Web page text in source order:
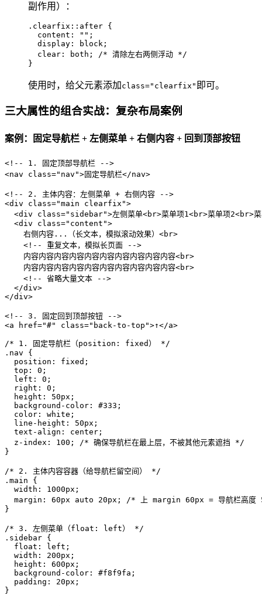
副作用）：
.clearfix ::after {
content : "" ;
display : block;
clear : both;
/* 清除左右两侧浮动 */
}
使用时，给父元素添加 class="clearfix" 即可。
三大属性的组合实战：复杂布局案例
案例：固定导航栏 + 左侧菜单 + 右侧内容 + 回到顶部按钮
<!-- 1. 固定顶部导航栏 -->
<nav class="nav">固定导航栏</nav>
<!-- 2. 主体内容：左侧菜单 + 右侧内容 -->
<div class="main clearfix">
<div class="sidebar">左侧菜单<br>菜单项1 <br>菜单项2<br>
<div class="content">
    右侧内容...（长文本，模拟滚动效果）
<br>
<!-- 重复文本，模拟长页面 -->
    内容内容内容内容内容内容内容内容内容内容
<br>
    内容内容内容内容内容内容内容内容内容内容
<br>
<!-- 省略大量文本 -->
</div>
</div>
<!-- 3. 固定回到顶部按钮 -->
<a href="#" class="back-to-top">↑</a>
/* 1. 固定导航栏（position: fixed） */
.nav {
position : fixed;
top : 0 ;
left : 0 ;
right : 0 ;
height : 50px ;
background-color : #333 ;
color : white;
line-height : 50px ;
text-align : center;
z-index : 100 ;
/* 确保导航栏在最上层，不被其他元素遮挡 */
}
/* 2. 主体内容容器（给导航栏留空间） */
.main {
width : 1000px ;
margin : 60px auto 20px ;
/* 上 margin 60px = 导航栏高
}
/* 3. 左侧菜单（float: left） */
.sidebar {
float : left;
width : 200px ;
height : 600px ;
background-color : #f8f9fa ;
padding : 20px ;
}